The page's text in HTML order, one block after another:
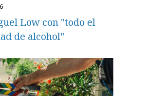
Low con "todo el
de alcohol"